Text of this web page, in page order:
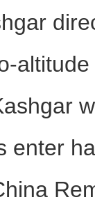
胡杨美如
enter